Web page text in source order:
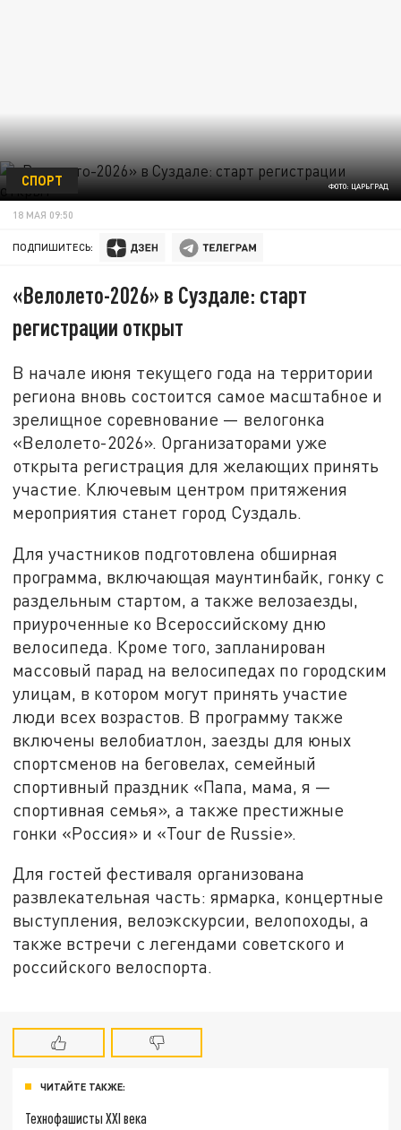
ФОТО: ЦАРЬГРАД
СПОРТ
18 МАЯ 09:50
ПОДПИШИТЕСЬ:
«Велолето-2026» в Суздале: старт
регистрации открыт
В начале июня текущего года на территории
региона вновь состоится самое масштабное и
зрелищное соревнование — велогонка
«Велолето-2026». Организаторами уже
открыта регистрация для желающих принять
участие. Ключевым центром притяжения
мероприятия станет город Суздаль.
Для участников подготовлена обширная
программа, включающая маунтинбайк, гонку с
раздельным стартом, а также велозаезды,
приуроченные ко Всероссийскому дню
велосипеда. Кроме того, запланирован
массовый парад на велосипедах по городским
улицам, в котором могут принять участие
люди всех возрастов. В программу также
включены велобиатлон, заезды для юных
спортсменов на беговелах, семейный
спортивный праздник «Папа, мама, я —
спортивная семья», а также престижные
гонки «Россия» и «Tour de Russie».
Для гостей фестиваля организована
развлекательная часть: ярмарка, концертные
выступления, велоэкскурсии, велопоходы, а
также встречи с легендами советского и
российского велоспорта.
ЧИТАЙТЕ ТАКЖЕ:
Технофашисты XXI века